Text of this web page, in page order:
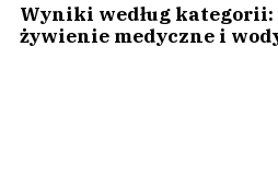
Wyniki według kategorii:
żywienie medyczne i